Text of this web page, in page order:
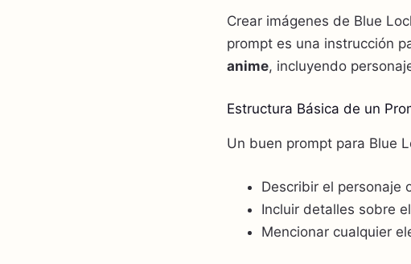
Crear imágenes de Blue
prompt es una instrucción
anime, incluyendo
Estructura Básica de un
Un buen prompt para Blue
Describir el personaje
Incluir detalles sobre
Mencionar cualquier